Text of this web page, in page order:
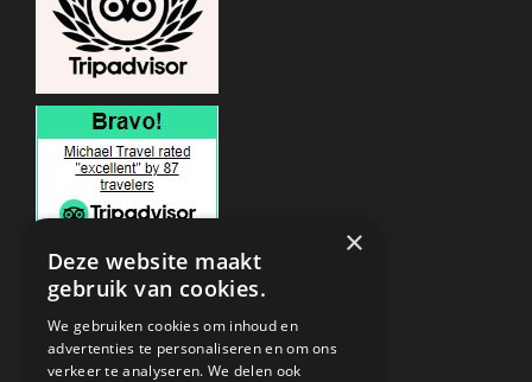
ONDERSTEUNING
×
Deze website maakt
gebruik van cookies.
We gebruiken cookies om inhoud en
advertenties te personaliseren en om ons
verkeer te analyseren. We delen ook